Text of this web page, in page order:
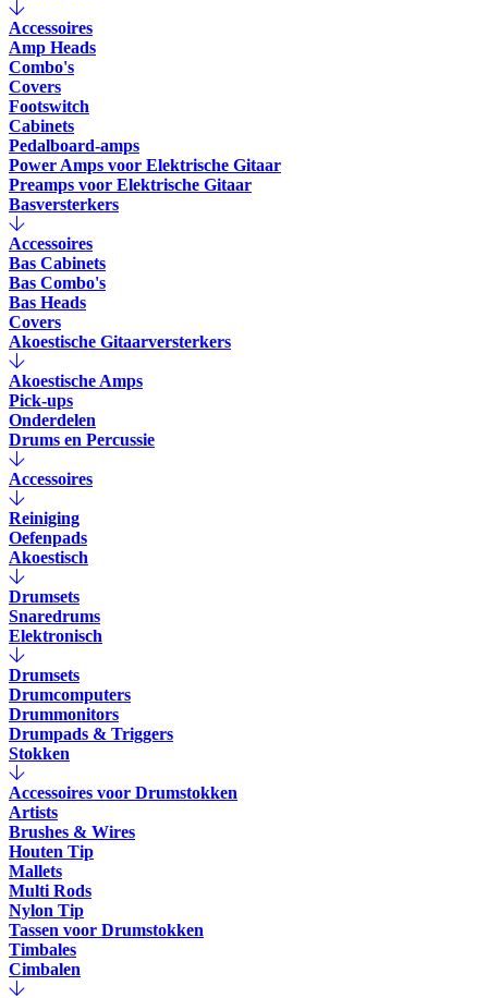
Accessoires
Amp Heads
Combo's
Covers
Footswitch
Cabinets
Pedalboard-amps
Power Amps voor Elektrische Gitaar
Preamps voor Elektrische Gitaar
Basversterkers
Accessoires
Bas Cabinets
Bas Combo's
Bas Heads
Covers
Akoestische Gitaarversterkers
Akoestische Amps
Pick-ups
Onderdelen
Drums en Percussie
Accessoires
Reiniging
Oefenpads
Akoestisch
Drumsets
Snaredrums
Elektronisch
Drumsets
Drumcomputers
Drummonitors
Drumpads & Triggers
Stokken
Accessoires voor Drumstokken
Artists
Brushes & Wires
Houten Tip
Mallets
Multi Rods
Nylon Tip
Tassen voor Drumstokken
Timbales
Cimbalen